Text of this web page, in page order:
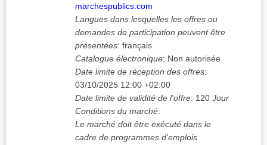
marchespublics.com
Langues dans lesquelles les offres ou
demandes de participation peuvent être
présentées: français
Catalogue électronique: Non autorisée
Date limite de réception des offres:
03/10/2025 12:00 +02:00
Date limite de validité de l'offre: 120 Jour
Conditions du marché:
Le marché doit être exécuté dans le
cadre de programmes d'emplois